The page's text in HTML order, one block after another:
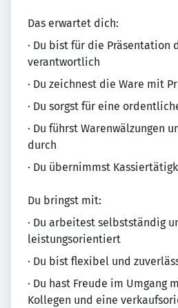
Das erwartet dich:
· Du bist für die Präsentation
verantwortlich
· Du zeichnest die Ware mit
· Du sorgst für eine
· Du führst Warenwälzungen
durch
· Du übernimmst
Du bringst mit:
· Du arbeitest selbstständig
leistungsorientiert
· Du bist flexibel und
· Du hast Freude im Umgang
Kollegen und eine